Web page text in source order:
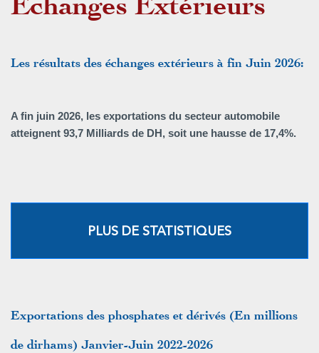
Les résultats des échanges extérieurs à fin Juin 2026:
A fin juin 2026, les exportations du secteur automobile
atteignent 93,7 Milliards de DH, soit une hausse de 17,4%.
PLUS DE STATISTIQUES
Exportations des phosphates et dérivés (En millions
de dirhams) Janvier-Juin 2022-2026